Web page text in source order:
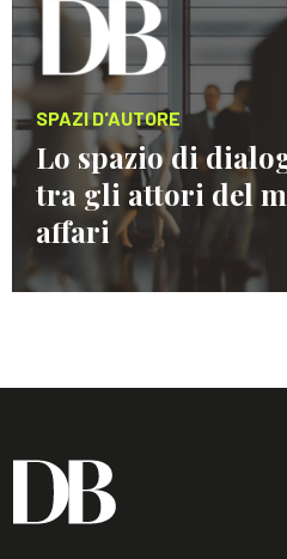
SPAZI D'AUTORE
Lo spazio di
tra gli attori del
affari